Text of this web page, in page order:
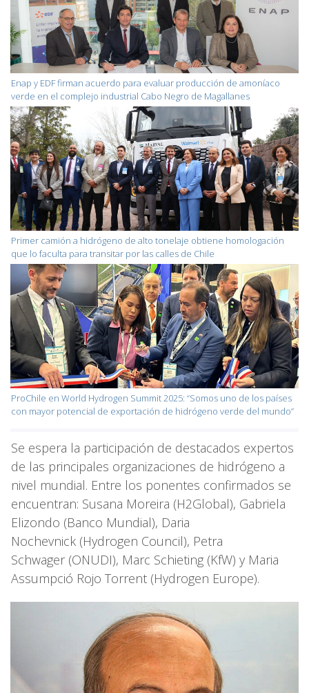
Enap y EDF firman acuerdo para evaluar producción de amoníaco
verde en el complejo industrial Cabo Negro de Magallanes
Primer camión a hidrógeno de alto tonelaje obtiene homologación
que lo faculta para transitar por las calles de Chile
ProChile en World Hydrogen Summit 2025: “Somos uno de los países
con mayor potencial de exportación de hidrógeno verde del mundo”
Se espera la participación de destacados expertos
de las principales organizaciones de hidrógeno a
nivel mundial. Entre los ponentes confirmados se
encuentran: Susana Moreira (H2Global), Gabriela
Elizondo (Banco Mundial), Daria
Nochevnick (Hydrogen Council), Petra
Schwager (ONUDI), Marc Schieting (KfW) y Maria
Assumpció Rojo Torrent (Hydrogen Europe).